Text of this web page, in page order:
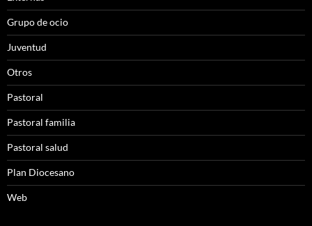
Grupo de ocio
Juventud
Otros
Pastoral
Pastoral familia
Pastoral salud
Plan Diocesano
Web